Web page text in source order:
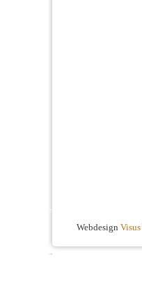
Webdesign Visus